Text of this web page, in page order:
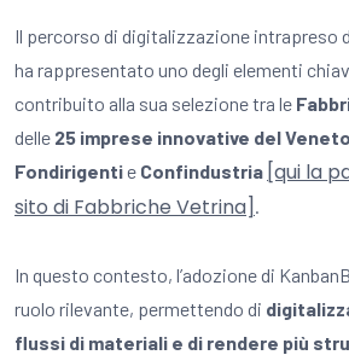
Il percorso di digitalizzazione intrapreso
ha rappresentato uno degli elementi
contribuito alla sua selezione tra le
delle 25 imprese innovative del Veneto
Fondirigentie Confindustria [qui la
sito di Fabbriche Vetrina] .
In questo contesto, l’adozione di
ruolo rilevante, permettendo di
flussi di materiali e di rendere più